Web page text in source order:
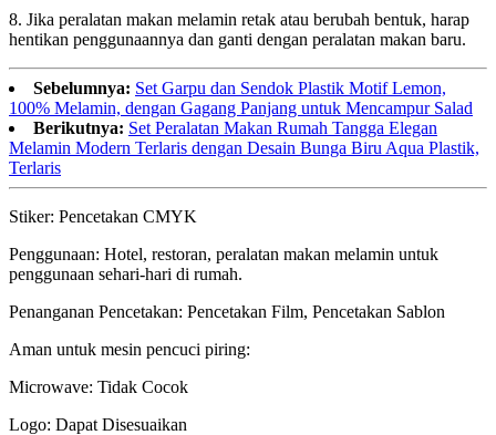
8. Jika peralatan makan melamin retak atau berubah bentuk, harap
hentikan penggunaannya dan ganti dengan peralatan makan baru.
Sebelumnya: Set Garpu dan Sendok Plastik Motif Lemon,
100% Melamin, dengan Gagang Panjang untuk Mencampur Salad
Berikutnya: Set Peralatan Makan Rumah Tangga Elegan
Melamin Modern Terlaris dengan Desain Bunga Biru Aqua Plastik,
Terlaris
Stiker: Pencetakan CMYK
Penggunaan: Hotel, restoran, peralatan makan melamin untuk
penggunaan sehari-hari di rumah.
Penanganan Pencetakan: Pencetakan Film, Pencetakan Sablon
Aman untuk mesin pencuci piring:
Microwave: Tidak Cocok
Logo: Dapat Disesuaikan